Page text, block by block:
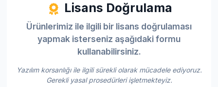
Lisans Doğrulama
Ürünlerimiz ile ilgili bir lisans doğrulaması
yapmak isterseniz aşağıdaki formu
kullanabilirsiniz.
Yazılım korsanlığı ile ilgili sürekli olarak mücadele ediyoruz.
Gerekli yasal prosedürleri işletmekteyiz.